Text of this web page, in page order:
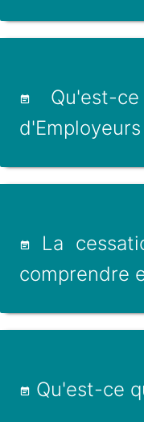
Qu'est-
d'Employeurs
La
comprendre
Qu'est-ce